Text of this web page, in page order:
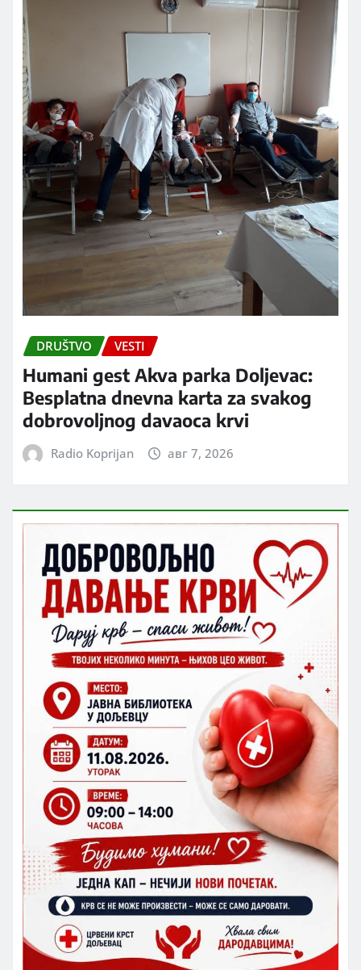
DRUŠTVO VESTI
Humani gest Akva parka Doljevac:
Besplatna dnevna karta za svakog
dobrovoljnog davaoca krvi
Radio Koprijan авг 7, 2026